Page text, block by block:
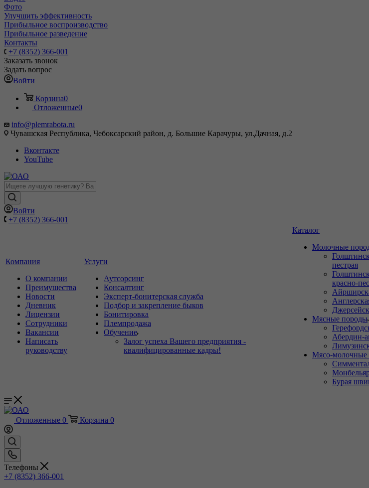
Фото
Улучшить эффективность
Прибыльное воспроизводство
Прибыльное разведение
Контакты
+7 (8352) 366-001
Заказать звонок
Задать вопрос
Войти
Корзина0
Отложенные0
info@plemrabota.ru
Чувашская Республика, Чебоксарский район, д. Большие Карачуры, ул.Дачная, д.2
Вконтакте
YouTube
Войти
+7 (8352) 366-001
Компания
О компании
Преимущества
Новости
Дневник
Лицензии
Сотрудники
Вакансии
Написать
руководству
Услуги
Аутсорсинг
Консалтинг
Эксперт-бонитерская служба
Подбор и закрепление быков
Бонитировка
Племпродажа
Обучение
Залог успеха Вашего предприятия -
квалифицированные кадры!
Каталог
Молочные
пестрая
красно-
Мясные породы
Абердин-
Мясо-молочные
Бурая
Отложенные 0 Корзина 0
Телефоны
+7 (8352) 366-001